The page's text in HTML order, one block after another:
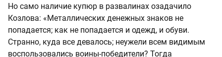
Но само наличие купюр в развалинах озадачило
Козлова: «Металлических денежных знаков не
попадается; как не попадается и одежд, и обуви.
Странно, куда все девалось; неужели всем видимым
воспользовались воины-победители? Тогда